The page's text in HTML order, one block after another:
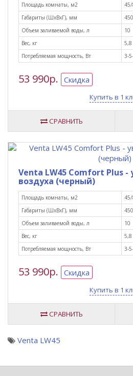
Площадь комнаты, м2
Габариты (ШxВxГ), мм
Объем заливаемой воды, л
10
Вес, кг
5,8
Потребляемая мощность, Вт
3-
53 990р. Скидка
Купить в 1
СРАВНИТЬ
Venta LW45 Comfort Plus
воздуха (черный)
Площадь комнаты, м2
Габариты (ШxВxГ), мм
Объем заливаемой воды, л
10
Вес, кг
5,8
Потребляемая мощность, Вт
3-
53 990р. Скидка
Купить в 1
СРАВНИТЬ
Venta LW45